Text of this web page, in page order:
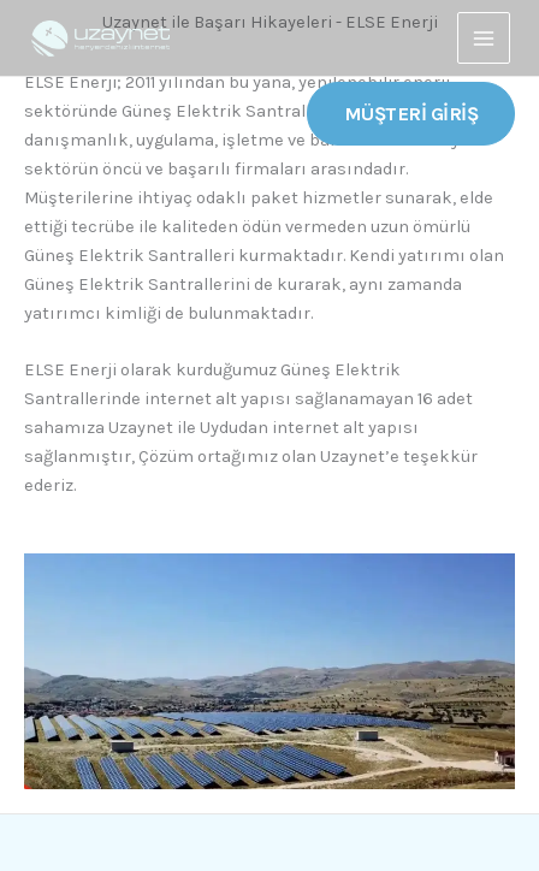
Main
Menu
MÜŞTERİ GİRİŞ
Uzaynet ile Başarı Hikayeleri - ELSE Enerji
ELSE Enerji; 2011 yılından bu yana, yenilenebilir enerji
sektöründe Güneş Elektrik Santralleri odaklı, mühendislik,
danışmanlık, uygulama, işletme ve bakım hizmetleriyle
sektörün öncü ve başarılı firmaları arasındadır.
Müşterilerine ihtiyaç odaklı paket hizmetler sunarak, elde
ettiği tecrübe ile kaliteden ödün vermeden uzun ömürlü
Güneş Elektrik Santralleri kurmaktadır. Kendi yatırımı olan
Güneş Elektrik Santrallerini de kurarak, aynı zamanda
yatırımcı kimliği de bulunmaktadır.
ELSE Enerji olarak kurduğumuz Güneş Elektrik
Santrallerinde internet alt yapısı sağlanamayan 16 adet
sahamıza Uzaynet ile Uydudan internet alt yapısı
sağlanmıştır, Çözüm ortağımız olan Uzaynet’e teşekkür
ederiz.
Instagram
YouTubeFacebookLinkedIn